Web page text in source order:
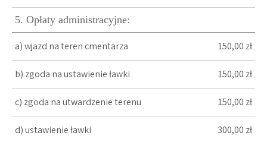
5. Opłaty administracyjne:
a) wjazd na teren cmentarza 150,00 zł
b) zgoda na ustawienie ławki 150,00 zł
c) zgoda na utwardzenie terenu 150,00 zł
d) ustawienie ławki 300,00 zł